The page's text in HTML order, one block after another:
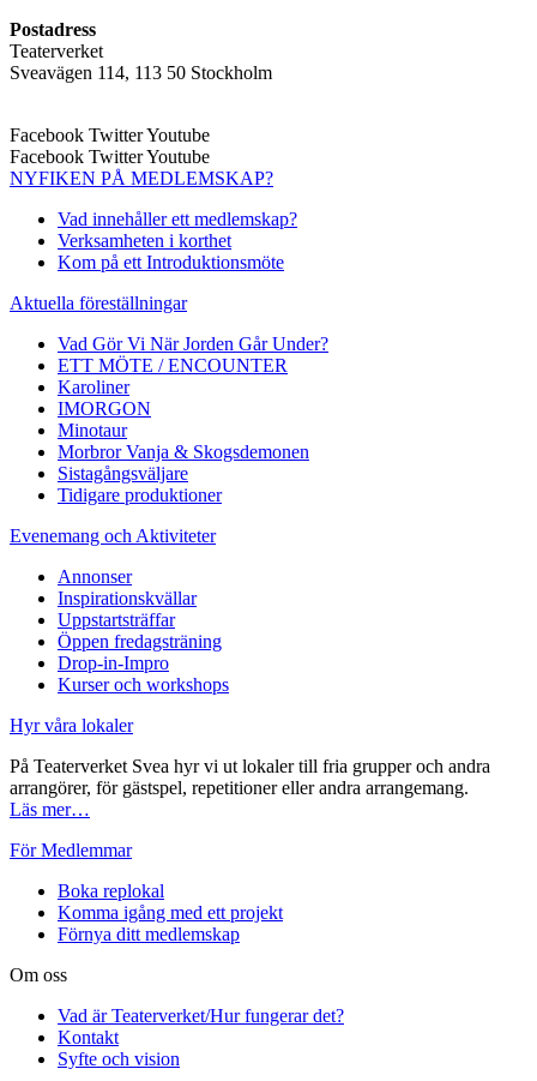
Postadress
Teaterverket
Sveavägen 114, 113 50 Stockholm
Facebook TwitterYoutube
Facebook TwitterYoutube
NYFIKEN PÅ MEDLEMSKAP?
Vad innehåller ett medlemskap?
Verksamheten i korthet
Kom på ett Introduktionsmöte
Aktuella föreställningar
Vad Gör Vi När Jorden Går Under?
ETT MÖTE / ENCOUNTER
Karoliner
IMORGON
Minotaur
Morbror Vanja & Skogsdemonen
Sistagångsväljare
Tidigare produktioner
Evenemang och Aktiviteter
Annonser
Inspirationskvällar
Uppstartsträffar
Öppen fredagsträning
Drop-in-Impro
Kurser och workshops
Hyr våra lokaler
På Teaterverket Svea hyr vi ut lokaler till fria grupper och andra
arrangörer, för gästspel, repetitioner eller andra arrangemang.
Läs mer…
För Medlemmar
Boka replokal
Komma igång med ett projekt
Förnya ditt medlemskap
Om oss
Vad är Teaterverket/Hur fungerar det?
Kontakt
Syfte och vision